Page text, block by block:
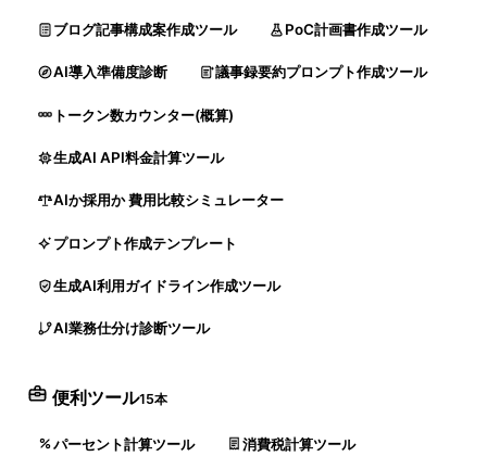
ブログ記事構成案作成ツール PoC計画書作成ツール
AI導入準備度診断 議事録要約プロンプト作成ツール
トークン数カウンター(概算)
生成AI API料金計算ツール
AIか採用か 費用比較シミュレーター
プロンプト作成テンプレート
生成AI利用ガイドライン作成ツール
AI業務仕分け診断ツール
便利ツール15本
パーセント計算ツール 消費税計算ツール